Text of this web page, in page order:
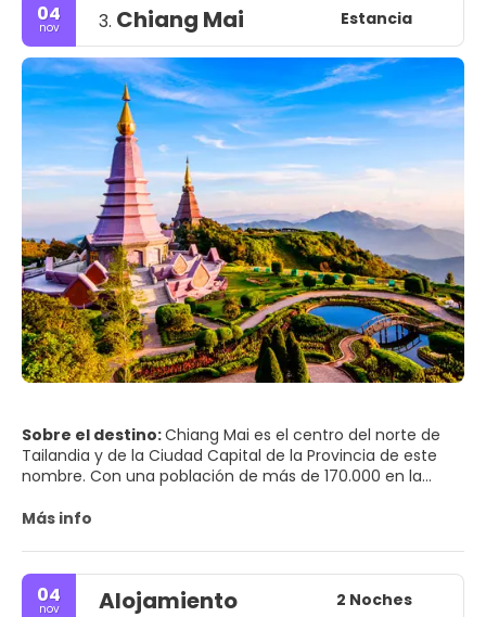
04
nov 3. Chiang Mai Estancia
Sobre el destino:Chiang Mai es el centro del norte de
Tailandia y de la Ciudad Capital de la Provincia de este
nombre. Con una población de más de 170.000 en la
grande de Tailandia. Situada en una llanura a una altura
es mucho más verde y más tranquila que la capital, y
tiene un aire cosmopolita y una población de expatriados
significativa, los factores que han llevado a muchos de
Más info
04
nov Alojamiento 2 Noches